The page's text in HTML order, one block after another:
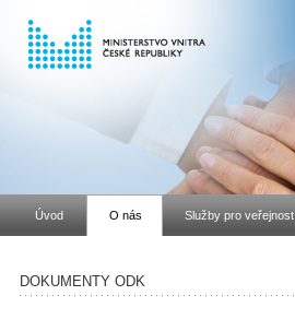
Úvod O nás Služby pro veřejnost
DOKUMENTY ODK